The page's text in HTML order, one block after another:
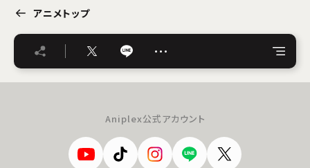
アニメトップ
…
Aniplex公式アカウント